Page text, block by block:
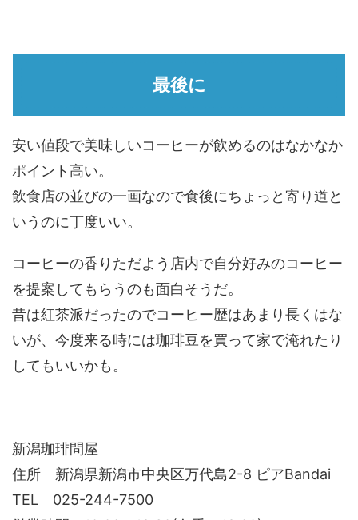
最後に
安い値段で美味しいコーヒーが飲めるのはなかなか
ポイント高い。
飲食店の並びの一画なので食後にちょっと寄り道と
いうのに丁度いい。
コーヒーの香りただよう店内で自分好みのコーヒー
を提案してもらうのも面白そうだ。
昔は紅茶派だったのでコーヒー歴はあまり長くはな
いが、今度来る時には珈琲豆を買って家で淹れたり
してもいいかも。
新潟珈琲問屋
住所 新潟県新潟市中央区万代島2-8 ピアBandai
TEL 025-244-7500